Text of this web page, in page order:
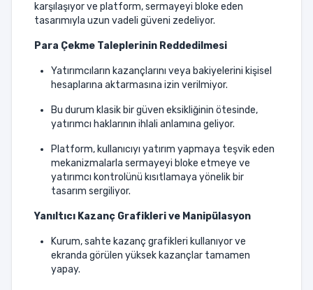
karşılaşıyor ve platform, sermayeyi bloke eden
tasarımıyla uzun vadeli güveni zedeliyor.
Para Çekme Taleplerinin Reddedilmesi
Yatırımcıların kazançlarını veya bakiyelerini kişisel
hesaplarına aktarmasına izin verilmiyor.
Bu durum klasik bir güven eksikliğinin ötesinde,
yatırımcı haklarının ihlali anlamına geliyor.
Platform, kullanıcıyı yatırım yapmaya teşvik eden
mekanizmalarla sermayeyi bloke etmeye ve
yatırımcı kontrolünü kısıtlamaya yönelik bir
tasarım sergiliyor.
Yanıltıcı Kazanç Grafikleri ve Manipülasyon
Kurum, sahte kazanç grafikleri kullanıyor ve
ekranda görülen yüksek kazançlar tamamen
yapay.